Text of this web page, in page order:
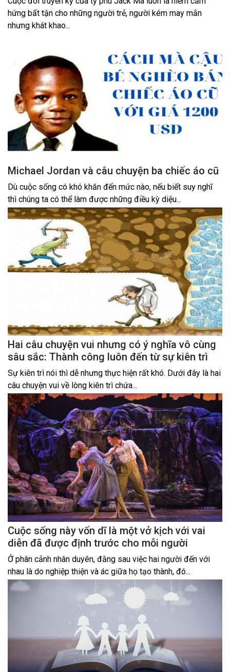
hứng bất tận cho những người trẻ, người kém may mắn
nhưng khát khao...
Michael Jordan và câu chuyện ba chiếc áo cũ
Dù cuộc sống có khó khăn đến mức nào, nếu biết suy nghĩ
thì chúng ta có thể làm được những điều kỳ diệu...
Hai câu chuyện vui nhưng có ý nghĩa vô cùng
sâu sắc: Thành công luôn đến từ sự kiên trì
Sự kiên trì nói thì dễ nhưng thực hiện rất khó. Dưới đây là hai
câu chuyện vui về lòng kiên trì chứa...
Cuộc sống này vốn dĩ là một vở kịch với vai
diễn đã được định trước cho mỗi người
Ở phân cảnh nhân duyên, đằng sau việc hai người đến với
nhau là do nghiệp thiện và ác giữa họ tạo thành, đó...